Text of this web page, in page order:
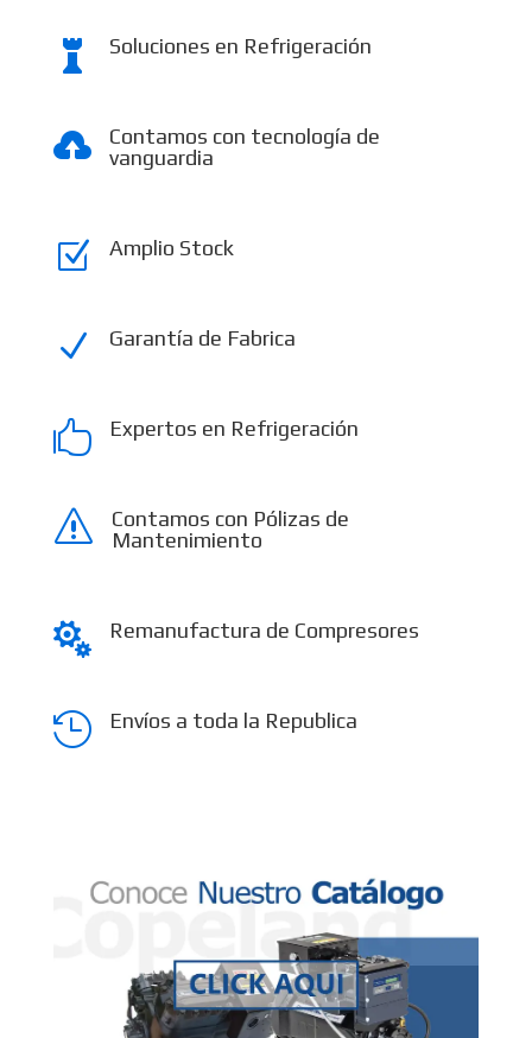
 Soluciones en Refrigeración

Contamos con tecnología de
vanguardia
Z Amplio Stock
N Garantía de Fabrica
 Expertos en Refrigeración
s
Contamos con Pólizas de
Mantenimiento
 Remanufactura de Compresores
 Envíos a toda la Republica